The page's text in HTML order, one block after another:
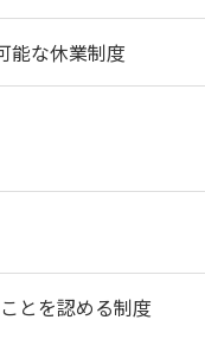
能な休業制度
とを認める制度